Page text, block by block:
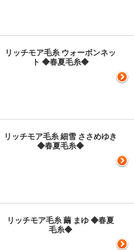
リッチモア毛糸 ウォーボンネッ
ト ◆春夏毛糸◆
リッチモア毛糸 細雪 ささめゆき
◆春夏毛糸◆
リッチモア毛糸 繭 まゆ ◆春夏
毛糸◆